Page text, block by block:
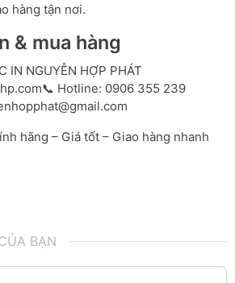
hàng tận nơi.
& mua hàng
IN NGUYỄN HỢP PHÁT
📞 Hotline: 0906 355 239
hãng – Giá tốt – Giao hàng nhanh
BẠN